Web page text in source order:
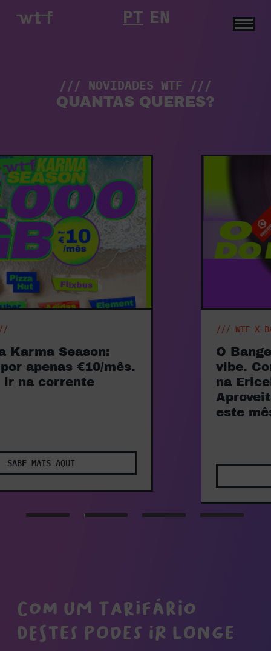
PT EN
WTF
/// NOVIDADES WTF ///
QUANTAS QUERES?
O Banger do mês entrou na
vibe. Com 15% de desconto
na Ericeira Surf & Skate.
Aproveita o desconto até 3x
SABE MAIS AQUI
Com um tarifário
destes podes ir longe